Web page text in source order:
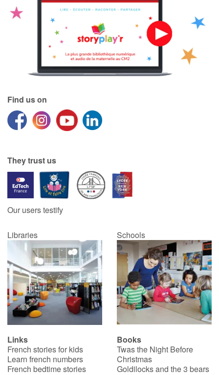
Find us on
They trust us
Our users testify
Libraries Schools
Links
French stories for kids
Learn french numbers
French bedtime stories
Books
Twas the Night Before
Christmas
Goldilocks and the 3 bears